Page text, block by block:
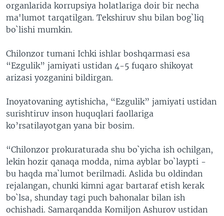
organlarida korrupsiya holatlariga doir bir necha
ma'lumot tarqatilgan. Tekshiruv shu bilan bog`liq
bo`lishi mumkin.
Chilonzor tumani Ichki ishlar boshqarmasi esa
“Ezgulik” jamiyati ustidan 4-5 fuqaro shikoyat
arizasi yozganini bildirgan.
Inoyatovaning aytishicha, “Ezgulik” jamiyati ustidan
surishtiruv inson huquqlari faollariga
ko’rsatilayotgan yana bir bosim.
“Chilonzor prokuraturada shu bo`yicha ish ochilgan,
lekin hozir qanaqa modda, nima ayblar bo`laypti -
bu haqda ma`lumot berilmadi. Aslida bu oldindan
rejalangan, chunki kimni agar bartaraf etish kerak
bo`lsa, shunday tagi puch bahonalar bilan ish
ochishadi. Samarqandda Komiljon Ashurov ustidan